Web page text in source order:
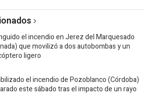
el incendio en Jerez del Marquesado
que movilizó a dos autobombas y un
ligero
el incendio de Pozoblanco (Córdoba)
este sábado tras el impacto de un rayo